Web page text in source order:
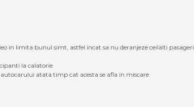
in limita bunul simt, astfel incat sa nu deranjeze ceilalti pasageri.
la calatorie
atata timp cat acesta se afla in miscare